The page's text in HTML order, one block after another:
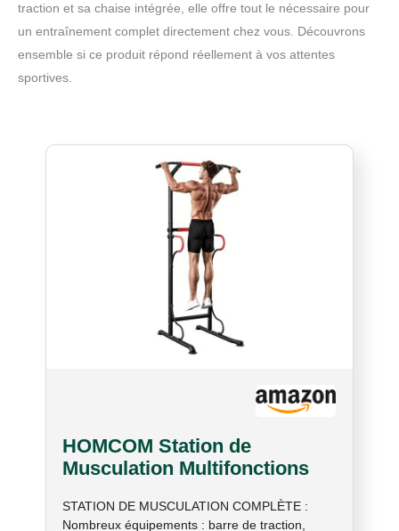
traction et sa chaise intégrée, elle offre tout le nécessaire pour
un entraînement complet directement chez vous. Découvrons
ensemble si ce produit répond réellement à vos attentes
sportives.
HOMCOM Station de
Musculation Multifonctions
STATION DE MUSCULATION COMPLÈTE :
Nombreux équipements : barre de traction,